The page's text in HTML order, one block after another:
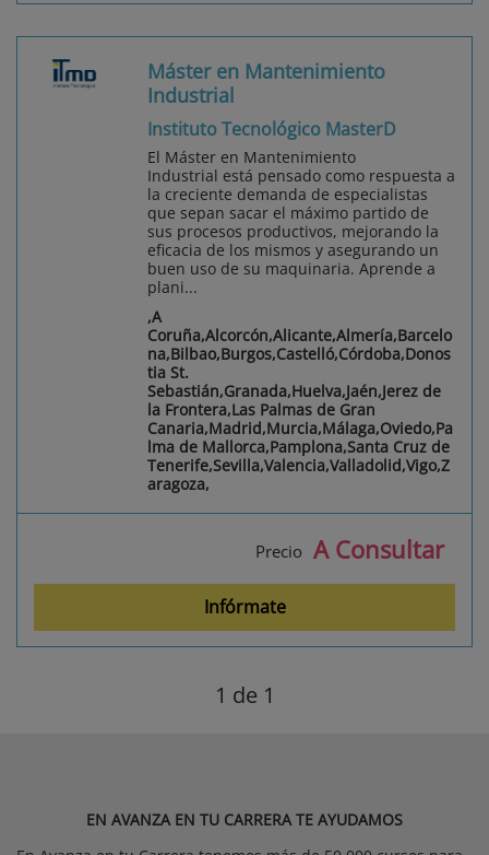
Máster en Mantenimiento
Industrial
Instituto Tecnológico MasterD
El Máster en Mantenimiento
Industrial está pensado como respuesta a
la creciente demanda de especialistas
que sepan sacar el máximo partido de
sus procesos productivos, mejorando la
eficacia de los mismos y asegurando un
buen uso de su maquinaria. Aprende a
plani...
,A
Coruña,Alcorcón,Alicante,Almería,Barcelo
na,Bilbao,Burgos,Castelló,Córdoba,Donos
tia St.
Sebastián,Granada,Huelva,Jaén,Jerez de
la Frontera,Las Palmas de Gran
Canaria,Madrid,Murcia,Málaga,Oviedo,Pa
lma de Mallorca,Pamplona,Santa Cruz de
Tenerife,Sevilla,Valencia,Valladolid,Vigo,Z
aragoza,
Precio A Consultar
Infórmate
1 de 1
EN AVANZA EN TU CARRERA TE AYUDAMOS